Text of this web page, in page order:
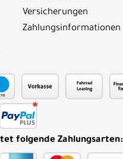
Versicherungen
Zahlungsinformationen
folgende Zahlungsarten: